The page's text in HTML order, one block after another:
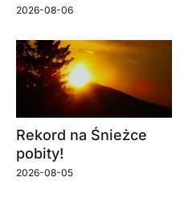
2026-08-06
Rekord na Śnieżce
pobity!
2026-08-05